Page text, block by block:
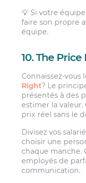
💡 Si votre
faire son propre
équipe.
10. The
Connaissez-
Right? Le
présentés à des
estimer la valeur.
prix réel sans le
Divisez vos
choisir une
chaque manche.
employés de
communication.